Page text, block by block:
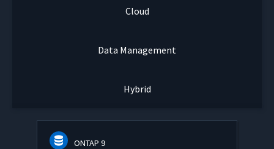
Cloud
Data Management
Hybrid
ONTAP 9